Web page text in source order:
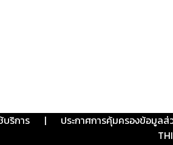
บริการ | ประกาศการคุ้มครองข้อมูลส่